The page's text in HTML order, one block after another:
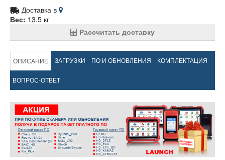
Доставка в
Вес: 13.5 кг
Рассчитать доставку
ОПИСАНИЕ ЗАГРУЗКИ ПО И ОБНОВЛЕНИЯ КОМПЛЕКТАЦИЯ
ВОПРОС-ОТВЕТ